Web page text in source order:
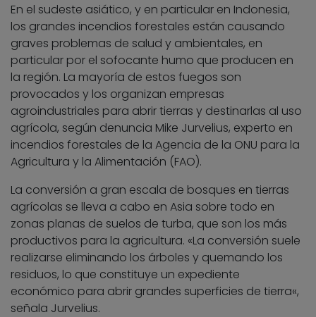
En el sudeste asiático, y en particular en Indonesia,
los grandes incendios forestales están causando
graves problemas de salud y ambientales, en
particular por el sofocante humo que producen en
la región. La mayoría de estos fuegos son
provocados y los organizan empresas
agroindustriales para abrir tierras y destinarlas al uso
agrícola, según denuncia Mike Jurvelius, experto en
incendios forestales de la Agencia de la ONU para la
Agricultura y la Alimentación (FAO).
La conversión a gran escala de bosques en tierras
agrícolas se lleva a cabo en Asia sobre todo en
zonas planas de suelos de turba, que son los más
productivos para la agricultura. «La conversión suele
realizarse eliminando los árboles y quemando los
residuos, lo que constituye un expediente
económico para abrir grandes superficies de tierra«,
señala Jurvelius.